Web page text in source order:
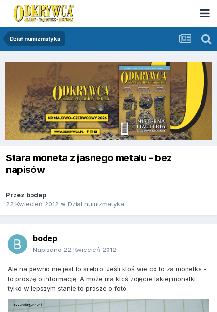
Dział numizmatyka
Stara moneta z jasnego metalu - bez
napisów
Przez bodep
22 Kwiecień 2012 w Dział numizmatyka
bodep
Napisano 22 Kwiecień 2012
Ale na pewno nie jest to srebro. Jeśli ktoś wie co to za monetka -
to proszę o informację. A może ma ktoś zdjęcie takiej monetki
tylko w lepszym stanie to prosze o foto.